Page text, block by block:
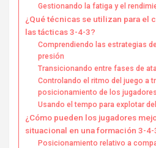
Gestionando la fatiga y el
¿Qué técnicas se utilizan para el
las tácticas 3-4-3?
Comprendiendo las estrategias
presión
Transicionando entre fases de
Controlando el ritmo del juego a
posicionamiento de los jugadores
Usando el tempo para explotar
¿Cómo pueden los jugadores
situacional en una formación 3-4-
Posicionamiento relativo a